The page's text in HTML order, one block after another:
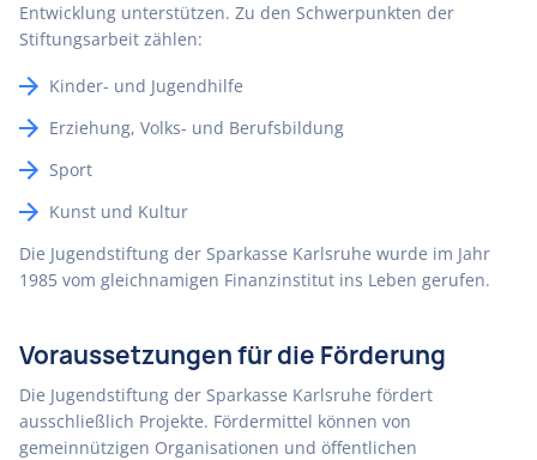
Entwicklung unterstützen. Zu den Schwerpunkten der
Stiftungsarbeit zählen:
Kinder- und Jugendhilfe
Erziehung, Volks- und Berufsbildung
Sport
Kunst und Kultur
Die Jugendstiftung der Sparkasse Karlsruhe wurde im Jahr
1985 vom gleichnamigen Finanzinstitut ins Leben gerufen.
Voraussetzungen für die Förderung
Die Jugendstiftung der Sparkasse Karlsruhe fördert
ausschließlich Projekte. Fördermittel können von
gemeinnützigen Organisationen und öffentlichen